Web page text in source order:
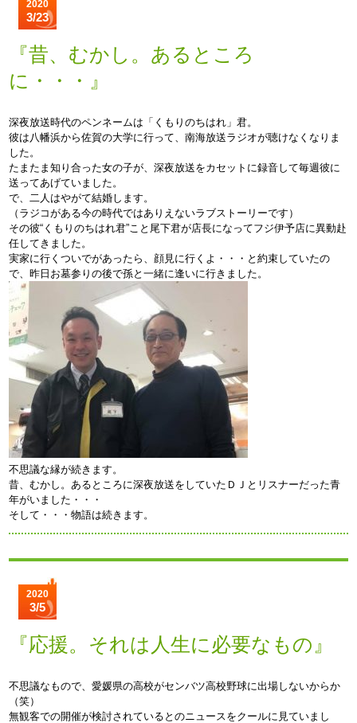
2020
3/23
『昔、むかし。あるところ
に・・・』
深夜放送時代のペンネームは「くもりのちはれ」君。
彼は八幡浜から佐賀の大学に行って、南海放送ラジオが聴けなくなりま
した。
たまたま知り合った女の子が、深夜放送をカセットに録音して毎週彼に
送ってあげていました。
で、二人はやがて結婚します。
（ラジコがある今の時代ではありえないラブストーリーです）
その彼“くもりのちはれ君”こと尾下君が店長になってフジ伊予店に異動赴
任してきました。
実家に行くついでがあったら、顔見に行くよ・・・と約束していたの
で、昨日お墓参りの後で孫と一緒に逢いに行きました。
不思議な縁が続きます。
昔、むかし。あるところに深夜放送をしていたＤＪとリスナーだった青
年がいました・・・
そして・・・物語は続きます。
2020
3/5
『応援。それは人生に必要なもの』
不思議なもので、愛媛県の高校がセンバツ高校野球に出場しないからか
（笑）
無観客での開催が検討されているとのニュースをクールに見ていまし